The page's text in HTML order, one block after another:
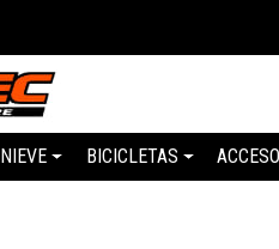
NIEVE BICICLETAS